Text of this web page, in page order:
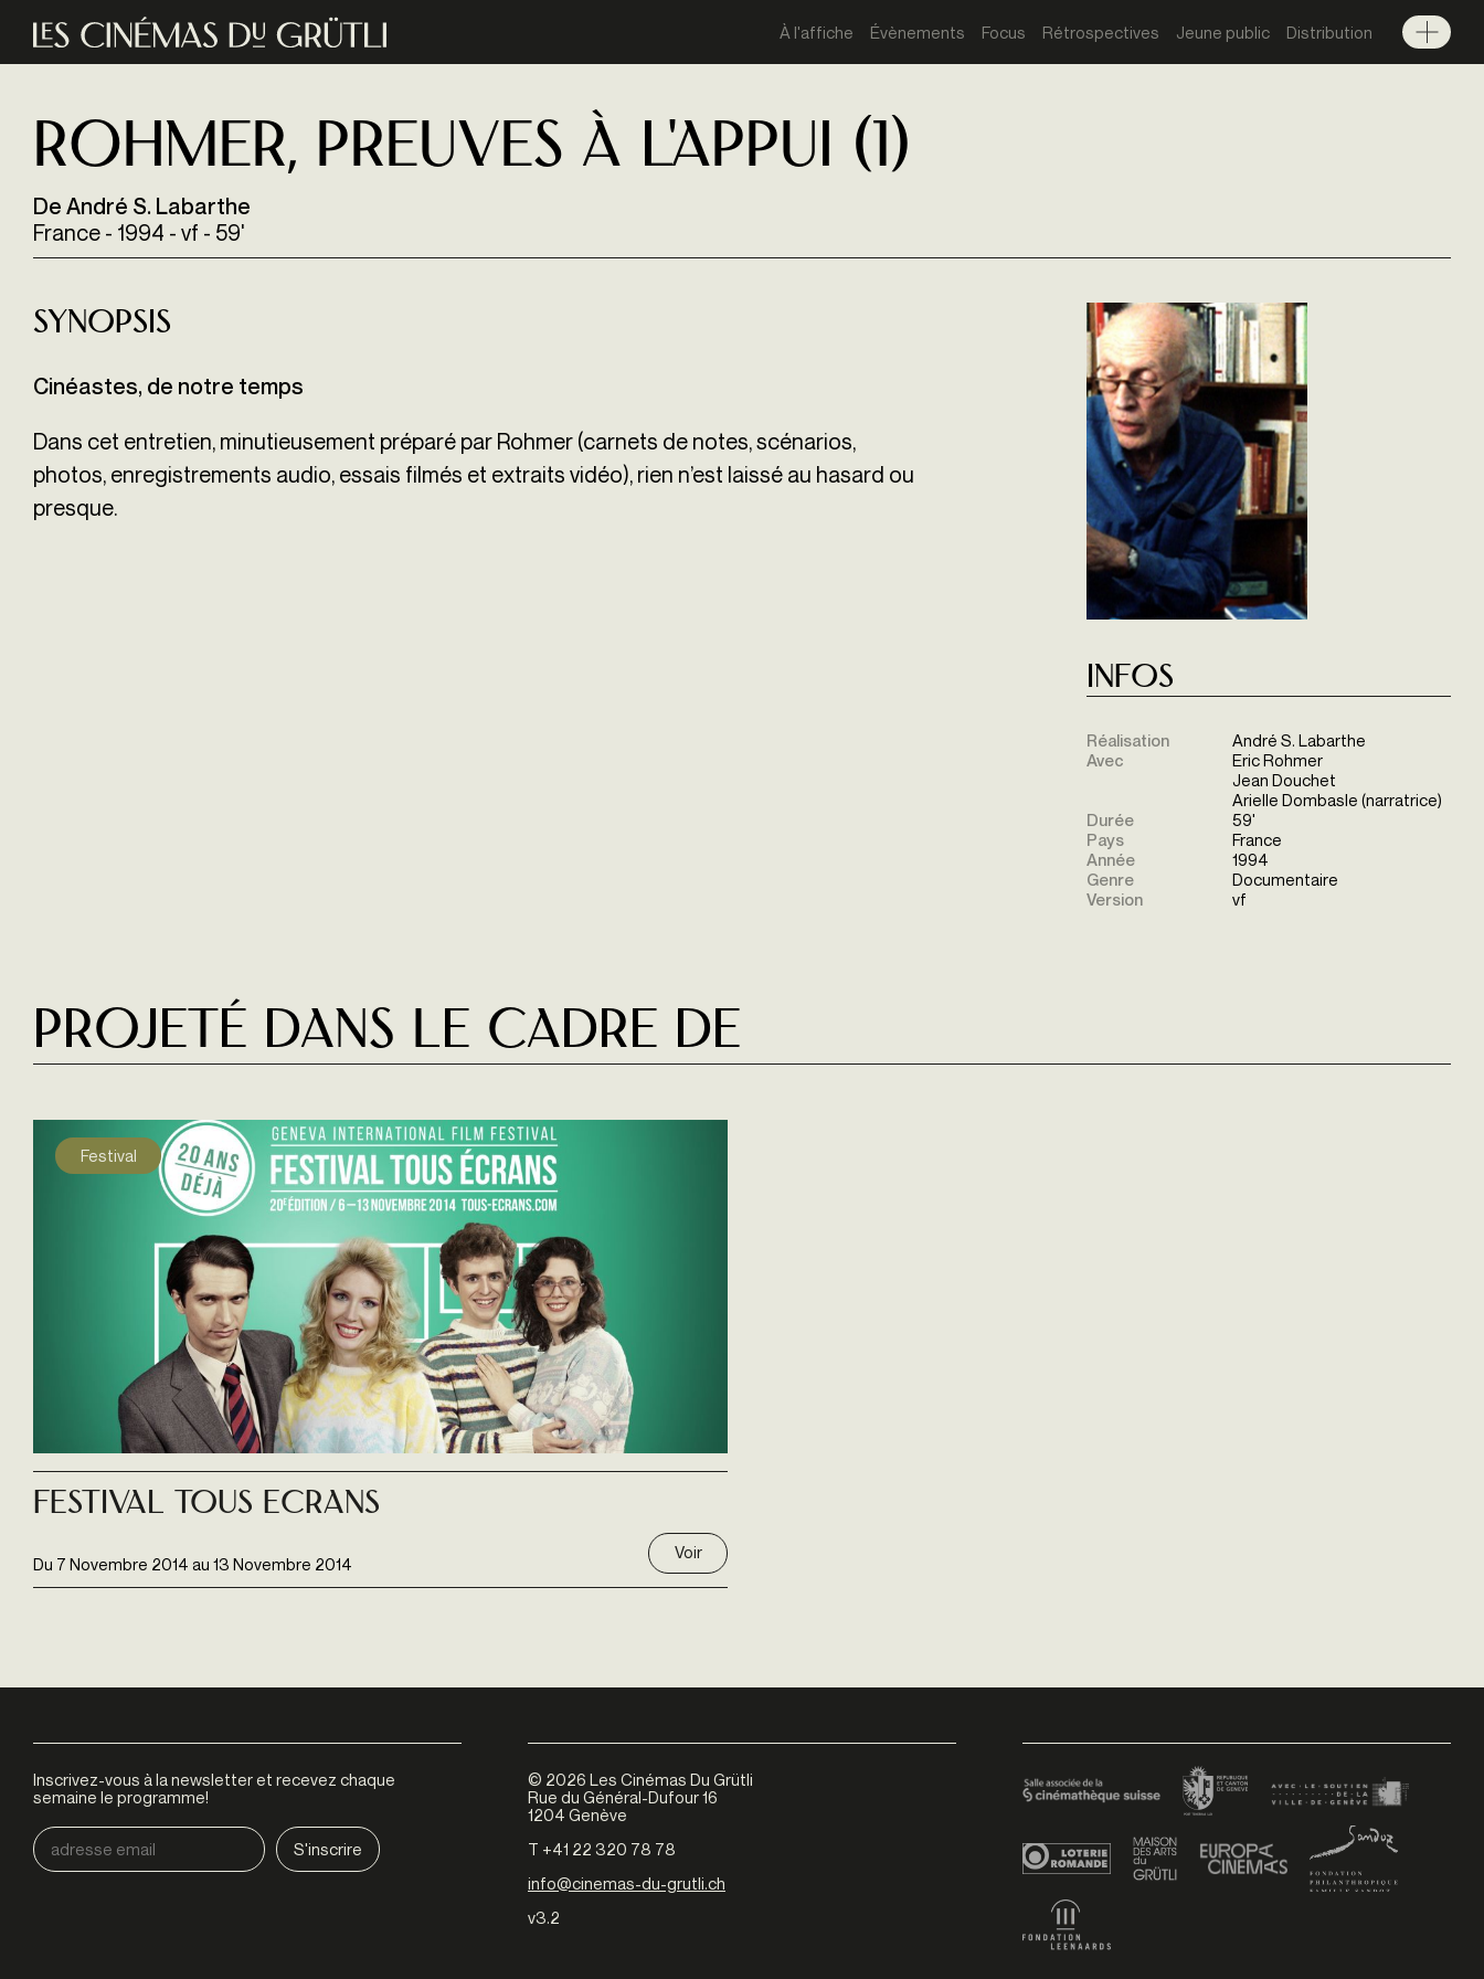
Aller au contenu principal
À l'affiche Évènements Focus Rétrospectives Jeune public Distribution
Menu
ROHMER, PREUVES à L'APPUI (1)
De André S. Labarthe
France - 1994 - vf - 59'
Synopsis
Cinéastes, de notre temps
Dans cet entretien, minutieusement préparé par Rohmer (carnets de notes, scénarios,
photos, enregistrements audio, essais filmés et extraits vidéo), rien n’est laissé au hasard ou
presque.
Infos
Réalisation
André S. Labarthe
Avec
Eric Rohmer
Jean Douchet
Arielle Dombasle (narratrice)
Durée
59'
Pays
France
Année
1994
Genre
Documentaire
Version
vf
Projeté dans le cadre de
Festival
Du 7 Novembre 2014 au 13 Novembre 2014
Festival Tous Ecrans
Voir
Inscrivez-vous à la newsletter et recevez chaque
semaine le programme!
© 2026 Les Cinémas Du Grütli
Rue du Général-Dufour 16
1204 Genève
T +41 22 320 78 78
info@cinemas-du-grutli.ch
v3.2